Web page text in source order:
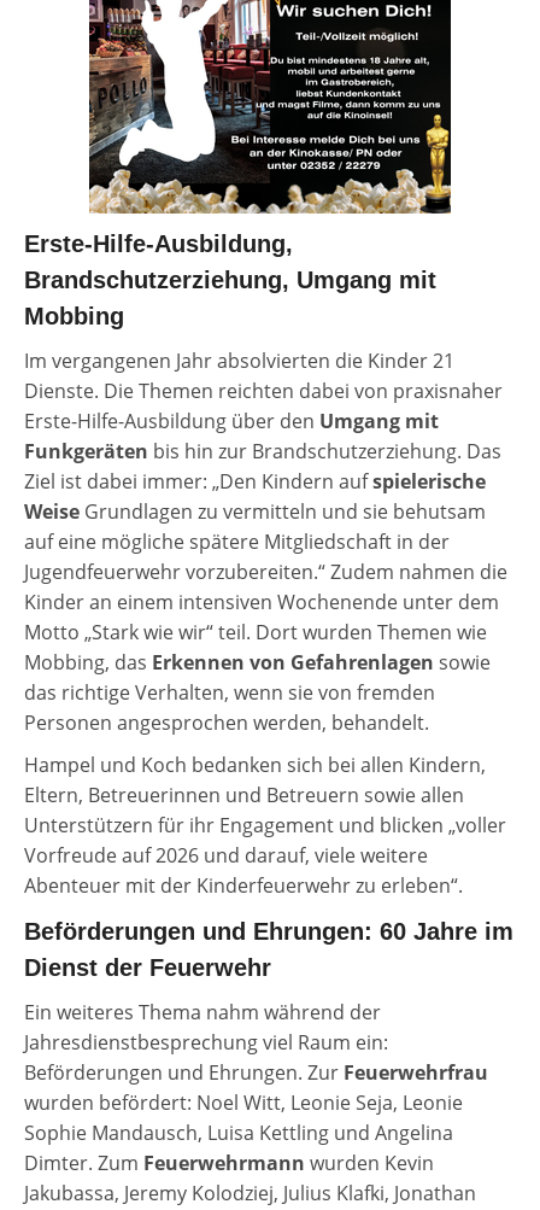
Erste-Hilfe-Ausbildung,
Brandschutzerziehung, Umgang mit
Mobbing
Im vergangenen Jahr absolvierten die Kinder 21
Dienste. Die Themen reichten dabei von praxisnaher
Erste-Hilfe-Ausbildung über den Umgang mit
Funkgeräten bis hin zur Brandschutzerziehung. Das
Ziel ist dabei immer: „Den Kindern aufspielerische
Weise Grundlagen zu vermitteln und sie behutsam
auf eine mögliche spätere Mitgliedschaft in der
Jugendfeuerwehr vorzubereiten.“ Zudem nahmen die
Kinder an einem intensiven Wochenende unter dem
Motto „Stark wie wir“ teil. Dort wurden Themen wie
Mobbing, das Erkennen von Gefahrenlagen sowie
das richtige Verhalten, wenn sie von fremden
Personen angesprochen werden, behandelt.
Hampel und Koch bedanken sich bei allen Kindern,
Eltern, Betreuerinnen und Betreuern sowie allen
Unterstützern für ihr Engagement und blicken „voller
Vorfreude auf 2026 und darauf, viele weitere
Abenteuer mit der Kinderfeuerwehr zu erleben“.
Beförderungen und Ehrungen: 60 Jahre im
Dienst der Feuerwehr
Ein weiteres Thema nahm während der
Jahresdienstbesprechung viel Raum ein:
Beförderungen und Ehrungen. Zur Feuerwehrfrau
wurden befördert: Noel Witt, Leonie Seja, Leonie
Sophie Mandausch, Luisa Kettling und Angelina
Dimter. Zum Feuerwehrmann wurden Kevin
Jakubassa, Jeremy Kolodziej, Julius Klafki, Jonathan